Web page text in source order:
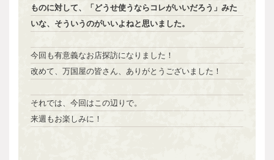
ものに対して、「どうせ使うならコレがいいだろう」みた
いな、そういうのがいいよねと思いました。
今回も有意義なお店探訪になりました！
改めて、万国屋の皆さん、ありがとうございました！
それでは、今回はこの辺りで。
来週もお楽しみに！